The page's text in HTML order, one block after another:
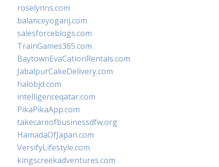
roselynns.com
balanceyoganj.com
salesforceblogs.com
TrainGames365.com
BaytownEvaCationRentals.com
JabalpurCakeDelivery.com
halobjd.com
intelligenceqatar.com
PikaPikaApp.com
takecareofbusinessdfw.org
HamadaOfJapan.com
VersifyLifestyle.com
kingscreekadventures.com